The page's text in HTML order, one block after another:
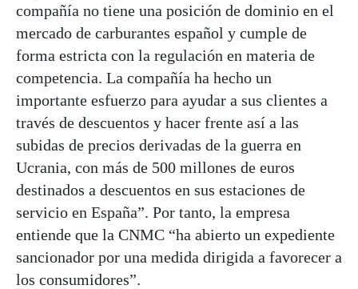
compañía no tiene una posición de dominio en el
mercado de carburantes español y cumple de
forma estricta con la regulación en materia de
competencia. La compañía ha hecho un
importante esfuerzo para ayudar a sus clientes a
través de descuentos y hacer frente así a las
subidas de precios derivadas de la guerra en
Ucrania, con más de 500 millones de euros
destinados a descuentos en sus estaciones de
servicio en España”. Por tanto, la empresa
entiende que la CNMC “ha abierto un expediente
sancionador por una medida dirigida a favorecer a
los consumidores”.